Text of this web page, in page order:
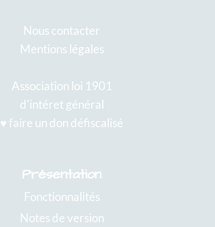
Nous contacter
Mentions légales
Association loi 1901
d'intéret général
♥️ faire un don défiscalisé
Présentation
Fonctionnalités
Notes de version